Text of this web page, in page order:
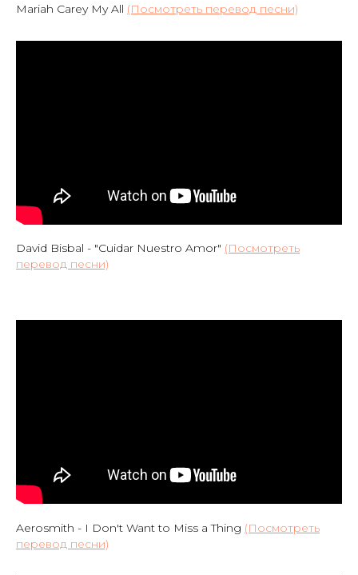
Mariah Carey My All (Посмотреть перевод песни)
David Bisbal - "Cuidar Nuestro Amor" (Посмотреть
перевод песни)
Aerosmith - I Don't Want to Miss a Thing (Посмотреть
перевод песни)